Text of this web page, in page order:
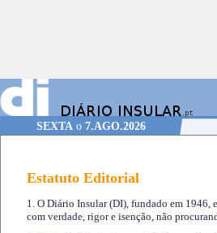
SEXTA o 7.AGO.2026
Estatuto Editorial
1. O Diário Insular (DI), fundado em 1946,
com verdade, rigor e isenção, não